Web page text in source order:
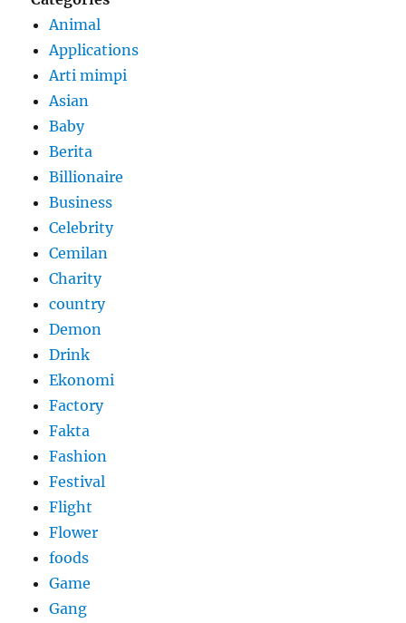
Animal
Applications
Arti mimpi
Asian
Baby
Berita
Billionaire
Business
Celebrity
Cemilan
Charity
country
Demon
Drink
Ekonomi
Factory
Fakta
Fashion
Festival
Flight
Flower
foods
Game
Gang